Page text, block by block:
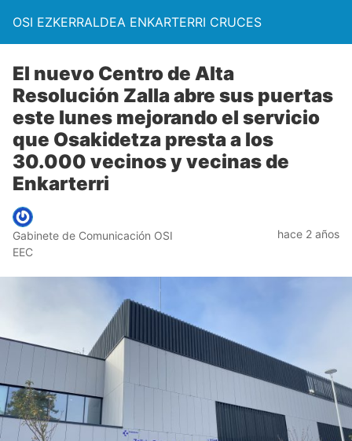
OSI EZKERRALDEA ENKARTERRI CRUCES
El nuevo Centro de Alta
Resolución Zalla abre sus puertas
este lunes mejorando el servicio
que Osakidetza presta a los
30.000 vecinos y vecinas de
Enkarterri
Gabinete de Comunicación OSI
EEC
hace 2 años